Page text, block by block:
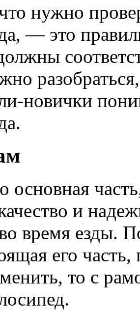
нужно
— это
новички
основная
и
время езды.
его
то с